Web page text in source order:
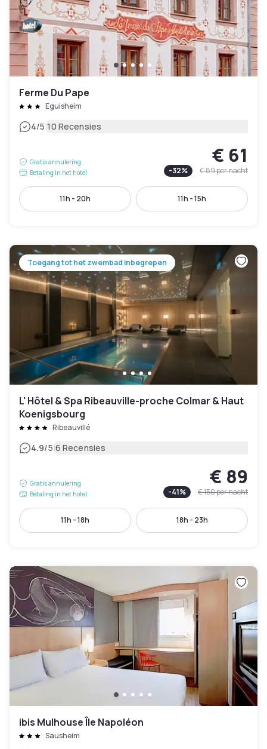
Ferme Du Pape
Eguisheim
4/5|10 Recensies
Gratis annulering
Betaling in het hotel
€ 61
-32% € 89per nacht
11h - 20h 11h - 15h
Toegang tot het zwembad inbegrepen
L' Hôtel & Spa Ribeauville-proche Colmar & Haut
Koenigsbourg
Ribeauvillé
4.9/5|6 Recensies
Gratis annulering
Betaling in het hotel
€ 89
-41% € 150per nacht
11h - 18h 18h - 23h
ibis Mulhouse Île Napoléon
Sausheim